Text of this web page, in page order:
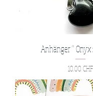
Anhänger " Onyx
Preis
10,00 CHF